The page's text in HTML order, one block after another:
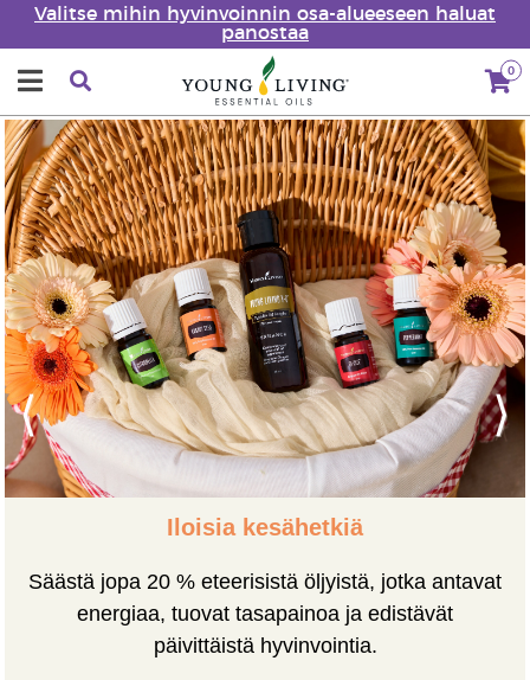
Valitse mihin hyvinvoinnin osa-alueeseen haluat
panostaa
0
Iloisia kesähetkiä
Säästä jopa 20 % eteerisistä öljyistä, jotka antavat
energiaa, tuovat tasapainoa ja edistävät
päivittäistä hyvinvointia.
Previous